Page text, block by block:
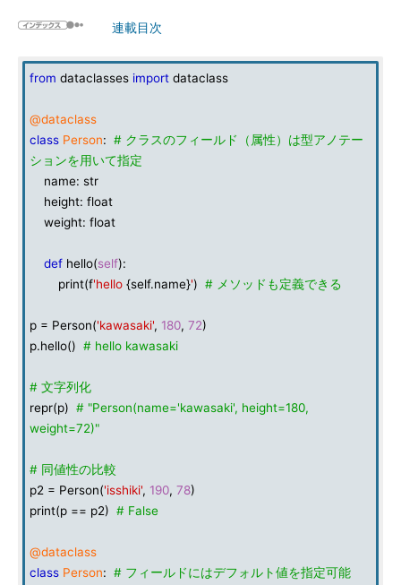
連載目次
from dataclasses import dataclass
@dataclass
class Person: # クラスのフィールド（属性）は型アノテー
ションを用いて指定
name: str
height: float
weight: float
def hello(self):
print(f'hello {self.name}') # メソッドも定義できる
p = Person('kawasaki', 180, 72)
p.hello() # hello kawasaki
# 文字列化
repr(p) # "Person(name='kawasaki', height=180,
weight=72)"
# 同値性の比較
p2 = Person('isshiki', 190, 78)
print(p == p2) # False
@dataclass
class Person: # フィールドにはデフォルト値を指定可能